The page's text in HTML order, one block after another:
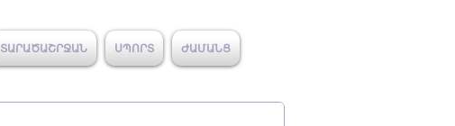
ՏԱՐԱԾԱՇՐՋԱՆ ՍՊՈՐՏ ԺԱՄԱՆՑ